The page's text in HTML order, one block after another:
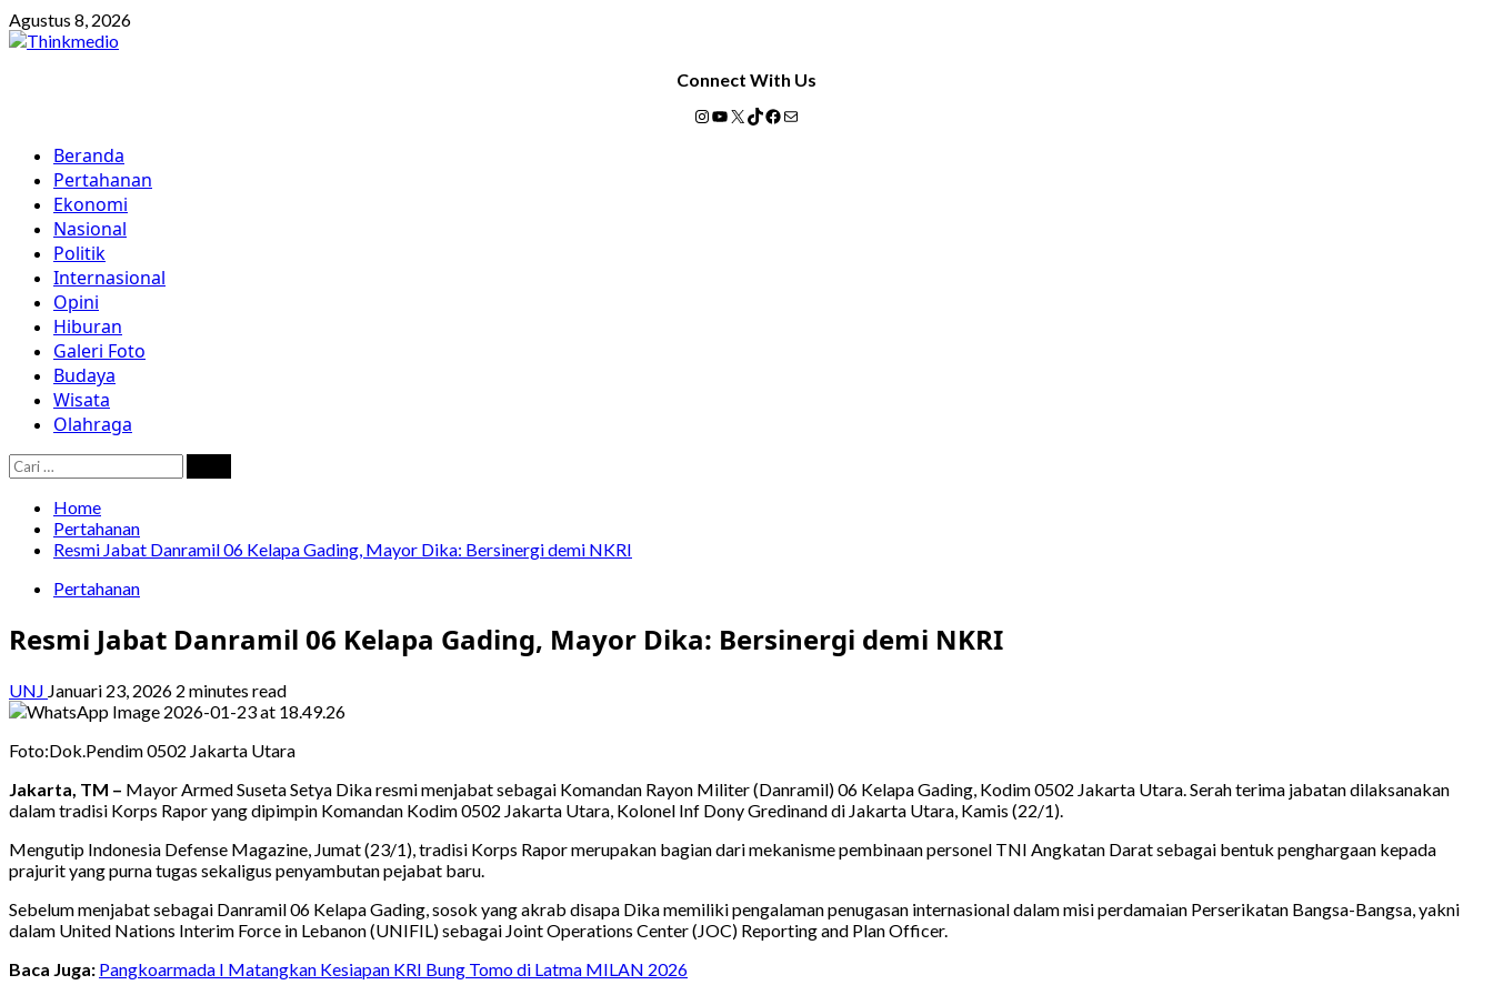
Skip
to
Agustus 8, 2026
Connect With Us
Instagram
YouTube
X TikTok
Facebook
Mail
Primary
Menu
Beranda
Pertahanan
Ekonomi
Nasional
Politik
Internasional
Opini
Hiburan
Galeri Foto
Budaya
Wisata
Olahraga
Cari
untuk:
Home
Pertahanan
Resmi Jabat Danramil 06 Kelapa Gading, Mayor Dika: Bersinergi demi NKRI
Pertahanan
Resmi Jabat Danramil 06 Kelapa Gading, Mayor Dika: Bersinergi demi NKRI
UNJ Januari 23, 2026 2 minutes read
Foto:Dok.Pendim 0502 Jakarta Utara
Jakarta, TM – Mayor Armed Suseta Setya Dika resmi menjabat sebagai Komandan Rayon Militer (Danramil) 06 Kelapa Gading, Kodim 0502 Jakarta Utara. Serah terima jabatan dilaksanakan
dalam tradisi Korps Rapor yang dipimpin Komandan Kodim 0502 Jakarta Utara, Kolonel Inf Dony Gredinand di Jakarta Utara, Kamis (22/1).
Mengutip Indonesia Defense Magazine, Jumat (23/1), tradisi Korps Rapor merupakan bagian dari mekanisme pembinaan personel TNI Angkatan Darat sebagai bentuk penghargaan kepada
prajurit yang purna tugas sekaligus penyambutan pejabat baru.
Sebelum menjabat sebagai Danramil 06 Kelapa Gading, sosok yang akrab disapa Dika memiliki pengalaman penugasan internasional dalam misi perdamaian Perserikatan Bangsa-Bangsa, yakni
dalam United Nations Interim Force in Lebanon (UNIFIL) sebagai Joint Operations Center (JOC) Reporting and Plan Officer.
Baca Juga: Pangkoarmada I Matangkan Kesiapan KRI Bung Tomo di Latma MILAN 2026